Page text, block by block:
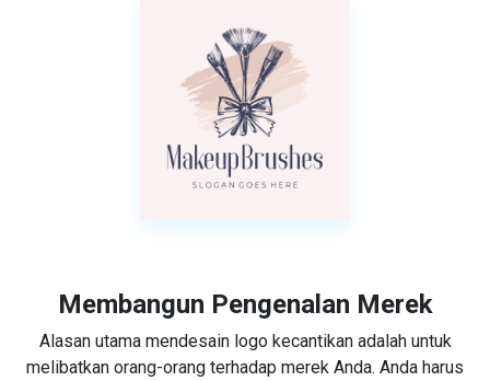
Membangun Pengenalan Merek
Alasan utama mendesain logo kecantikan adalah untuk
melibatkan orang-orang terhadap merek Anda. Anda harus